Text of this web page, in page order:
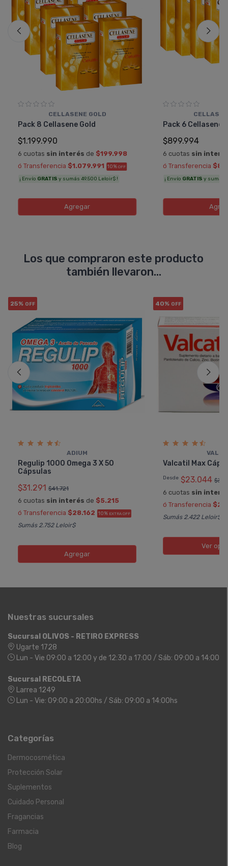
CELLASENE GOLD
Pack 8 Cellasene Gold
$1.199.990
6 cuotas sin interés de $199.998
ó Transferencia $1.079.991 10% OFF
¡ Envío GRATIS y sumás 49.500 Leloir$ !
Agregar
Pack 6 Cellasene
$899.994
6 cuotas sin
ó Transferencia
¡ Envío GRATIS y sumás
Los que compraron este producto
también llevaron...
25% OFF
ADIUM
Regulip 1000 Omega 3 X 50
Cápsulas
$31.291 $41.721
6 cuotas sin interés de $5.215
ó Transferencia $28.162 10% EXTRA OFF
Sumás 2.752 Leloir$
Agregar
40% OFF
Valcatil Max
Desde $23.044
6 cuotas sin
ó Transferencia
Sumás 2.422 Leloir$
Ver
Nuestras sucursales
Sucursal OLIVOS - RETIRO EXPRESS
Ugarte 1728
Lun - Vie 09:00 a 12:00 y de 12:30 a 17:00 / Sáb: 09:00 a 14:00
Sucursal RECOLETA
Larrea 1249
Lun - Vie: 09:00 a 20:00hs / Sáb: 09:00 a 14:00hs
Categorías
Dermocosmética
Protección Solar
Suplementos
Cuidado Personal
Fragancias
Farmacia
Blog